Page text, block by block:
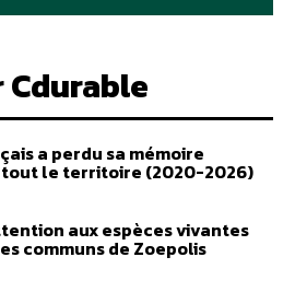
Cdurable
a perdu sa mémoire
le territoire (2020-2026)
aux espèces vivantes
communs de Zoepolis